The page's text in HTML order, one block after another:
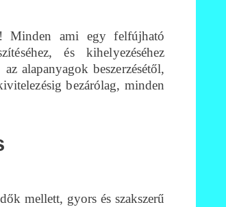
Minden ami egy felfújható
és kihelyezéséhez
alapanyagok beszerzésétől,
bezárólag, minden
mellett, gyors és szakszerű